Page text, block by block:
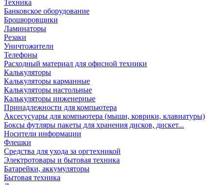
Техника
Банковское оборудование
Брошюровщики
Ламинаторы
Резаки
Уничтожители
Телефоны
Расходный материал для офисной техники
Калькуляторы
Калькуляторы карманные
Калькуляторы настольные
Калькуляторы инженерные
Принадлежности для компьютера
Аксесусуары для компьютера (мыши, коврики, клавиатуры)
Боксы футляры пакеты для хранения дисков, дискет...
Носители информации
Флешки
Средства для ухода за оргтехникой
Электротовары и бытовая техника
Батарейки, аккумуляторы
Бытовая техника